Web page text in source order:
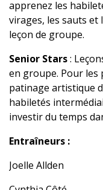
apprenez les
virages, les sauts et
leçon de groupe.
Senior Stars:
en groupe. Pour
patinage artistique
habiletés
investir du temps
Entraîneurs :
Joelle Allden